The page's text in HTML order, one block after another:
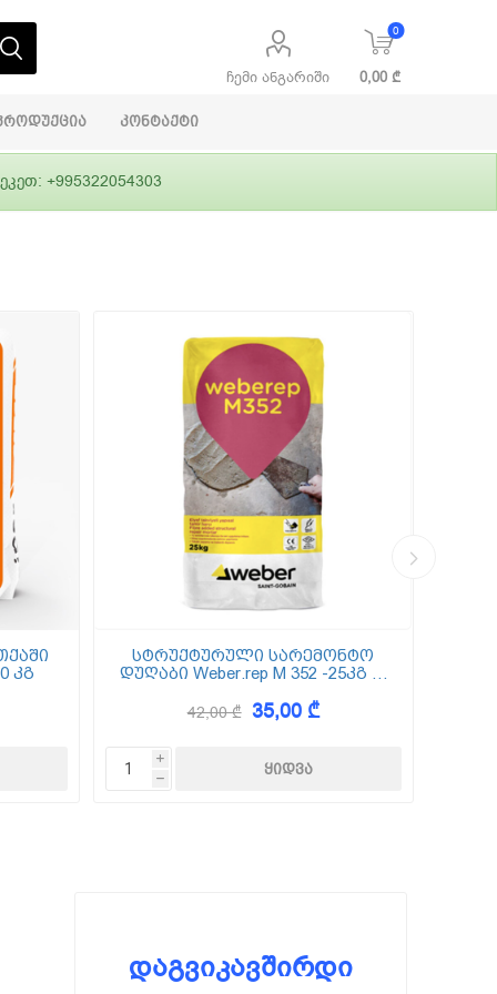
ჩემი ანგარიში
0
0,00 ₾
ფასადები
გრუნტები,
ჰიდროიზოლაცია
ლითონი
სამშენებლო
დანადგარები
კონტაქტი
+995322054303
კგ
სტრუქტურული სარემონტო
დუღაბი Weber.rep M 352 -25კგ (5
42,00 ₾ 35,00 ₾
i
h
დაგვიკავშირდი